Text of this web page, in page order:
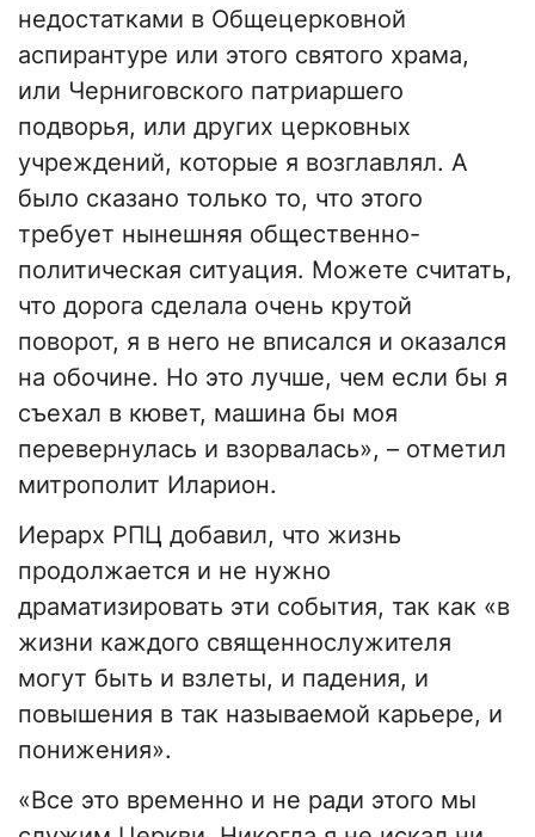
недостатками в Общецерковной
аспирантуре или этого святого храма,
или Черниговского патриаршего
подворья, или других церковных
учреждений, которые я возглавлял. А
было сказано только то, что этого
требует нынешняя общественно-
политическая ситуация. Можете считать,
что дорога сделала очень крутой
поворот, я в него не вписался и оказался
на обочине. Но это лучше, чем если бы я
съехал в кювет, машина бы моя
перевернулась и взорвалась», – отметил
митрополит Иларион.
Иерарх РПЦ добавил, что жизнь
продолжается и не нужно
драматизировать эти события, так как «в
жизни каждого священнослужителя
могут быть и взлеты, и падения, и
повышения в так называемой карьере, и
понижения».
«Все это временно и не ради этого мы